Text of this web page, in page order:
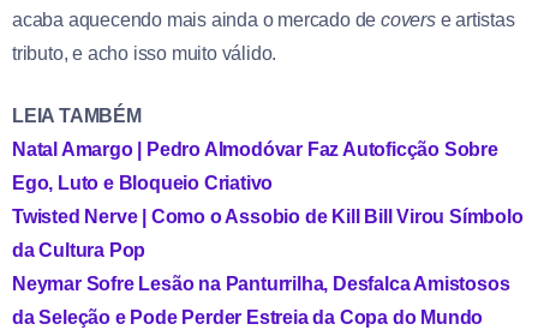
acaba aquecendo mais ainda o mercado de coverse artistas
tributo, e acho isso muito válido.
LEIA TAMBÉM
Natal Amargo | Pedro Almodóvar Faz Autoficção Sobre
Ego, Luto e Bloqueio Criativo
Twisted Nerve | Como o Assobio de Kill Bill Virou Símbolo
da Cultura Pop
Neymar Sofre Lesão na Panturrilha, Desfalca Amistosos
da Seleção e Pode Perder Estreia da Copa do Mundo